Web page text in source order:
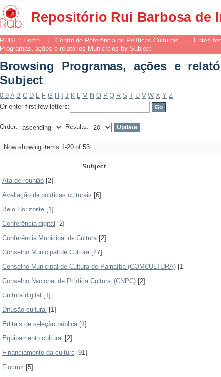
Repositório Rui Barbosa de
Browsing Programas, ações e
RUBI :: Home → Centro de Referência de Políticas Culturais →
Entes
Programas, ações e relatórios Municípios by Subject
Browsing Programas, ações e
Subject
0-9 A B C D E F G H J K L M N O P Q R S T U V W X Y Z
Or enter first few letters:
Order: Results:
Now showing items 1-20 of 53
Subject
Ata de reunião [2]
Avaliação de políticas culturais [6]
Belo Horizonte [1]
Conferência digital [2]
Conferência Municipal de Cultura[2]
Conselho Municipal de Cultura[27]
Conselho Municipal de Cultura de Parnaíba (COMCULTURA) [1]
Conselho Nacional de Política Cultural (CNPC) [2]
Cultura digital [1]
Difusão cultural [1]
Editais de seleção pública[1]
Equipamento cultural [2]
Financiamento da cultura[91]
Fiocruz [5]